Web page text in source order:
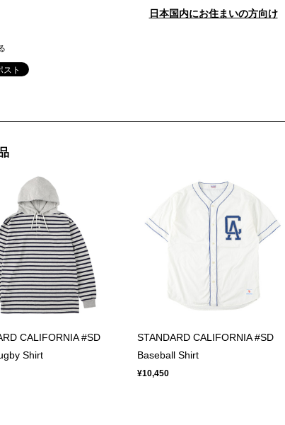
日本国内にお住まいの方向け
CALIFORNIA #SD
Shirt
STANDARD CALIFORNIA #SD
Baseball Shirt
¥10,450